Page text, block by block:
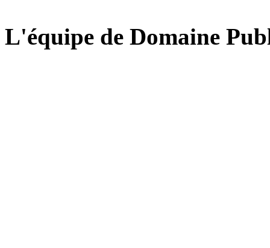
L'équipe de Domaine